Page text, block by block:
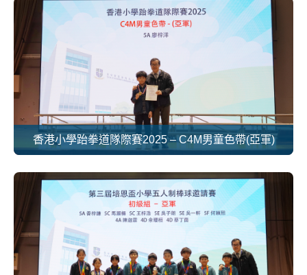
香港小學跆拳道隊際賽2025 – C4M男童色帶(亞軍)